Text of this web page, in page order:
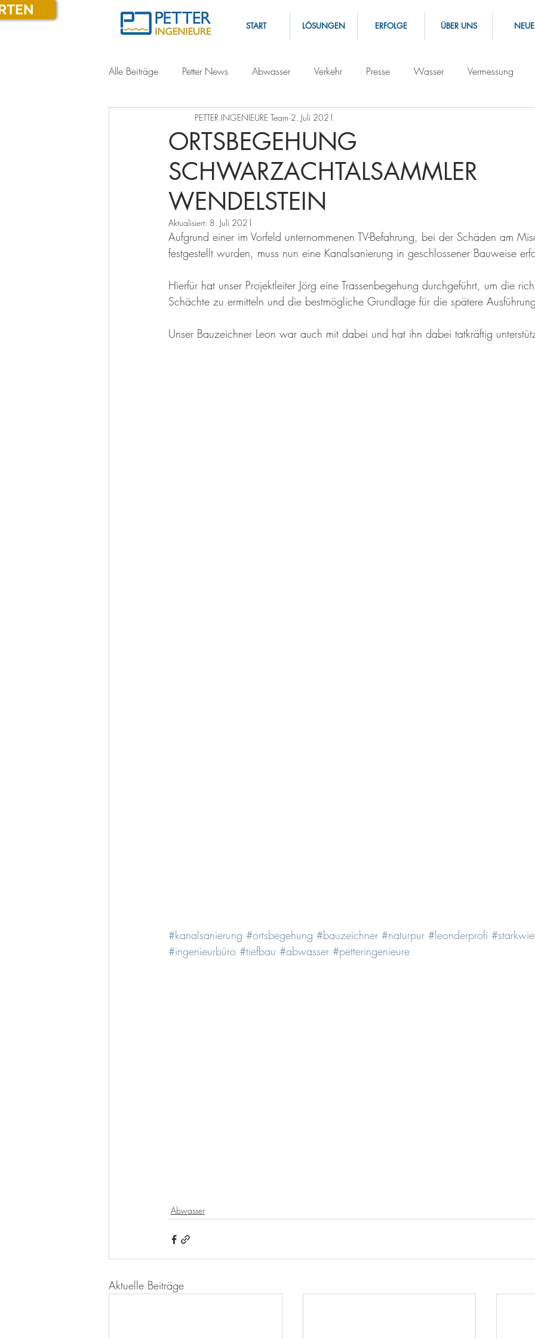
START LÖSUNGEN ERFOLGE ÜBER UNS
Alle Beiträge Petter News Abwasser Verkehr Presse Wasser Vermessung
ORTSBEGEHUNG
SCHWARZACHTALSAMMLER
WENDELSTEIN
PETTER INGENIEURE Team 2. Juli 2021
Aktualisiert: 8. Juli 2021
Aufgrund einer im Vorfeld unternommenen TV-Befahrung, bei der Schäden am
festgestellt wurden, muss nun eine Kanalsanierung in geschlossener Bauweise
Hierfür hat unser Projektleiter Jörg eine Trassenbegehung durchgeführt, um die
Schächte zu ermitteln und die bestmögliche Grundlage für die spätere
Unser Bauzeichner Leon war auch mit dabei und hat ihn dabei tatkräftig
#kanalsanierung #ortsbegehung #bauzeichner #naturpur #leonderprofi
#ingenieurbüro #tiefbau #abwasser #petteringenieure
Abwasser
Aktuelle Beiträge